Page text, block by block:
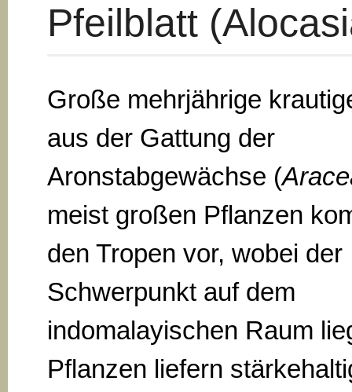
Pfeilblatt
Große mehrjährige
aus der Gattung der
Aronstabgewächse (
meist großen Pflanzen
den Tropen vor, wobei der
Schwerpunkt auf dem
indomalayischen Raum
Pflanzen liefern